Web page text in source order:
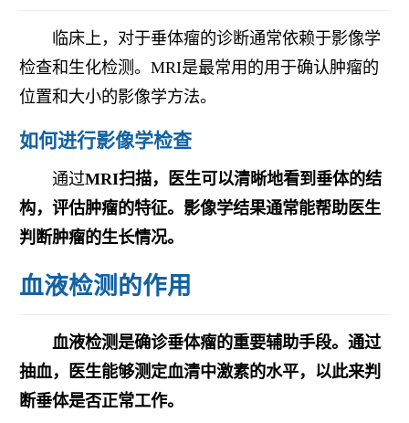
临床上，对于垂体瘤的诊断通常依赖于影像学
检查和生化检测。MRI是最常用的用于确认肿瘤的
位置和大小的影像学方法。
如何进行影像学检查
通过MRI扫描，医生可以清晰地看到垂体的结
构，评估肿瘤的特征。影像学结果通常能帮助医生
判断肿瘤的生长情况。
血液检测的作用
血液检测是确诊垂体瘤的重要辅助手段。通过
抽血，医生能够测定血清中激素的水平，以此来判
断垂体是否正常工作。